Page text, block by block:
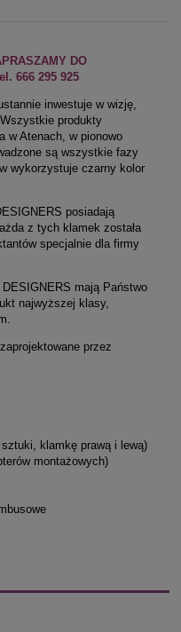
DO
666 295 925
inwestuje w wizję,
produkty
w Atenach, w pionowo
są wszystkie fazy
wykorzystuje czarny kolor
posiadają
z tych klamek została
specjalnie dla firmy
mają Państwo
najwyższej klasy,
przez
klamkę prawą i lewą)
montażowych)
płatności